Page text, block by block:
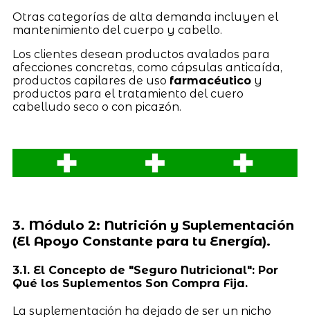
Otras categorías de alta demanda incluyen el
mantenimiento del cuerpo y cabello.
Los clientes desean productos avalados para
afecciones concretas, como cápsulas anticaída,
productos capilares de uso farmacéuticoy
productos para el tratamiento del cuero
cabelludo seco o con picazón.
3. Módulo 2: Nutrición y Suplementación
(El Apoyo Constante para tu Energía).
3.1. El Concepto de "Seguro Nutricional": Por
Qué los Suplementos Son Compra Fija.
La suplementación ha dejado de ser un nicho